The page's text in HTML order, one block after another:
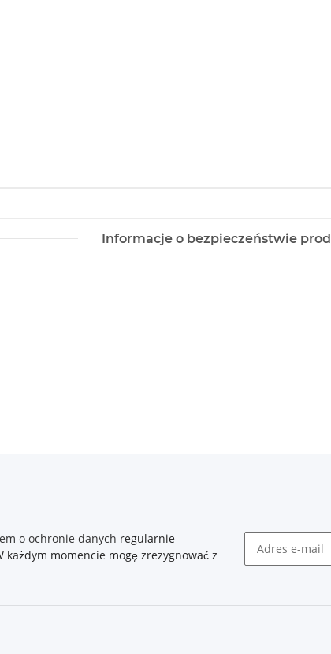
Informacje o bezpieczeństwie
o ochronie danych regularnie
momencie mogę zrezygnować z